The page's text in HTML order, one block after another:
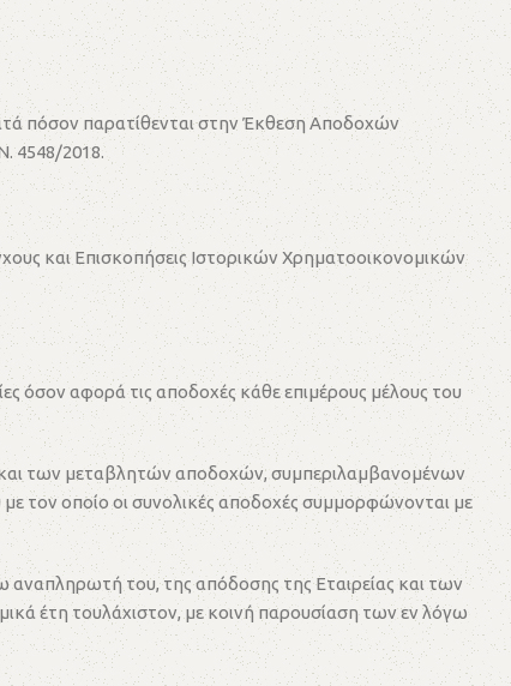
πόσον παρατίθενται στην Έκθεση Αποδοχών
4548/2018.
και Επισκοπήσεις Ιστορικών Χρηματοοικονομικών
όσον αφορά τις αποδοχές κάθε επιμέρους μέλους του
των μεταβλητών αποδοχών, συμπεριλαμβανομένων
τον οποίο οι συνολικές αποδοχές συμμορφώνονται με
του, της απόδοσης της Εταιρείας και των
έτη τουλάχιστον, με κοινή παρουσίαση των εν λόγω